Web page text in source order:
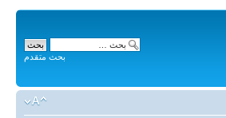
بحث متقدم